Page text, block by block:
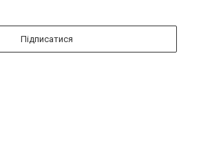
Підписатися